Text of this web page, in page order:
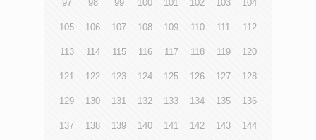
97 98 99 100 101 102 103 104
105 106 107 108 109 110 111 112
113 114 115 116 117 118 119 120
121 122 123 124 125 126 127 128
129 130 131 132 133 134 135 136
137 138 139 140 141 142 143 144